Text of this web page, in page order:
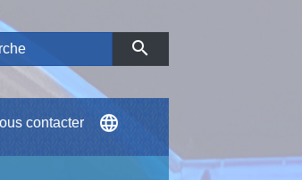
search
contacter language